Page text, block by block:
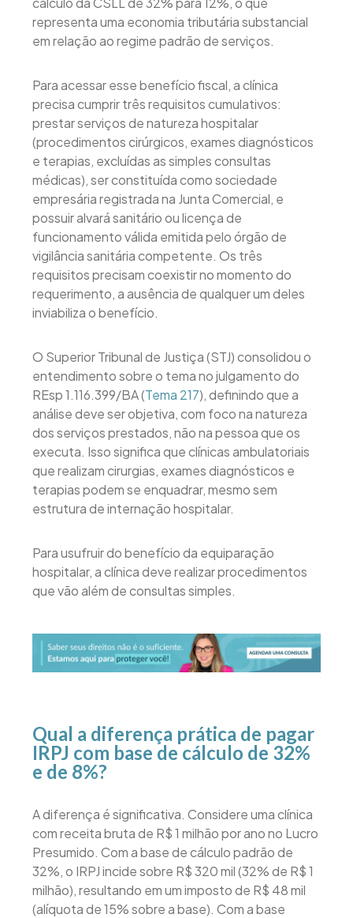
representa uma economia tributária substancial
em relação ao regime padrão de serviços.
Para acessar esse benefício fiscal, a clínica
precisa cumprir três requisitos cumulativos:
prestar serviços de natureza hospitalar
(procedimentos cirúrgicos, exames diagnósticos
e terapias, excluídas as simples consultas
médicas), ser constituída como sociedade
empresária registrada na Junta Comercial, e
possuir alvará sanitário ou licença de
funcionamento válida emitida pelo órgão de
vigilância sanitária competente. Os três
requisitos precisam coexistir no momento do
requerimento, a ausência de qualquer um deles
inviabiliza o benefício.
O Superior Tribunal de Justiça (STJ) consolidou o
entendimento sobre o tema no julgamento do
REsp 1.116.399/BA (Tema 217), definindo que a
análise deve ser objetiva, com foco na natureza
dos serviços prestados, não na pessoa que os
executa. Isso significa que clínicas ambulatoriais
que realizam cirurgias, exames diagnósticos e
terapias podem se enquadrar, mesmo sem
estrutura de internação hospitalar.
Para usufruir do benefício da equiparação
hospitalar, a clínica deve realizar procedimentos
que vão além de consultas simples.
Qual a diferença prática de pagar
IRPJ com base de cálculo de 32%
e de 8%?
A diferença é significativa. Considere uma clínica
com receita bruta de R$ 1 milhão por ano no Lucro
Presumido. Com a base de cálculo padrão de
32%, o IRPJ incide sobre R$ 320 mil (32% de R$ 1
milhão), resultando em um imposto de R$ 48 mil
(alíquota de 15% sobre a base). Com a base